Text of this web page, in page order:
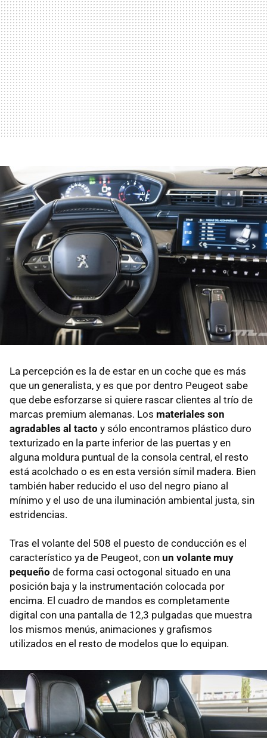
La percepción es la de estar en un coche que es más
que un generalista, y es que por dentro Peugeot sabe
que debe esforzarse si quiere rascar clientes al trío de
marcas premium alemanas. Los materiales son
agradables al tacto y sólo encontramos plástico duro
texturizado en la parte inferior de las puertas y en
alguna moldura puntual de la consola central, el resto
está acolchado o es en esta versión símil madera. Bien
también haber reducido el uso del negro piano al
mínimo y el uso de una iluminación ambiental justa, sin
estridencias.
Tras el volante del 508 el puesto de conducción es el
característico ya de Peugeot, con un volante muy
pequeño de forma casi octogonal situado en una
posición baja y la instrumentación colocada por
encima. El cuadro de mandos es completamente
digital con una pantalla de 12,3 pulgadas que muestra
los mismos menús, animaciones y grafismos
utilizados en el resto de modelos que lo equipan.